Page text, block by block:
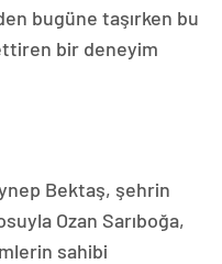
bugüne taşırken bu
bir deneyim
Bektaş, şehrin
Ozan Sarıboğa,
sahibi